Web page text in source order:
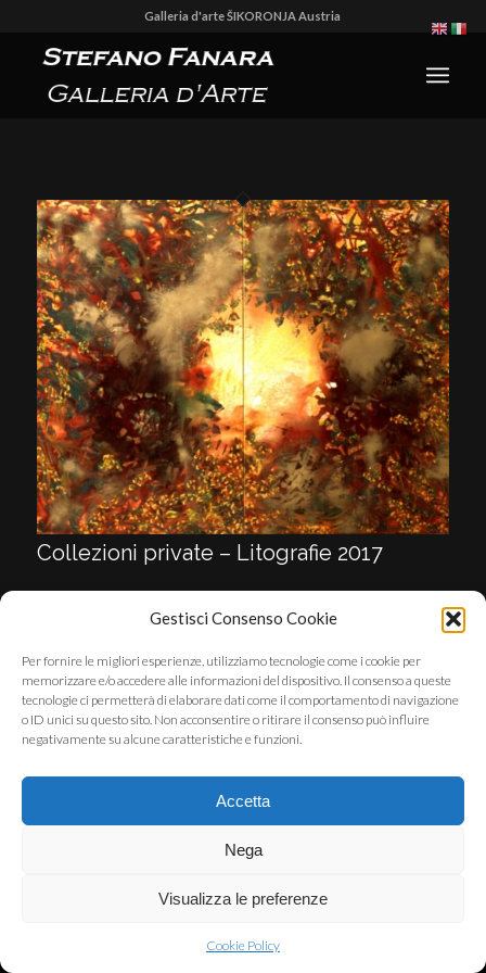
Gestisci Consenso Cookie
Per fornire le migliori esperienze, utilizziamo tecnologie come i cookie per
memorizzare e/o accedere alle informazioni del dispositivo. Il consenso a queste
tecnologie ci permetterà di elaborare dati come il comportamento di navigazione
o ID unici su questo sito. Non acconsentire o ritirare il consenso può influire
negativamente su alcune caratteristiche e funzioni.
Accetta
Nega
Visualizza le preferenze
Cookie Policy
Galleria d'arte ŠIKORONJA Austria
Collezioni private – Litografie 2017
© Copyright - STEFANO FANARA - SVILUPPATO DA051ITSERVICE